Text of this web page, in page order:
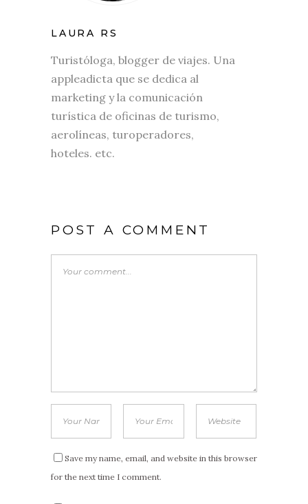
LAURA RS
Turistóloga, blogger de viajes. Una
appleadicta que se dedica al
marketing y la comunicación
turística de oficinas de turismo,
aerolíneas, turoperadores,
hoteles. etc.
POST A COMMENT
Save my name, email, and website in this browser
for the next time I comment.